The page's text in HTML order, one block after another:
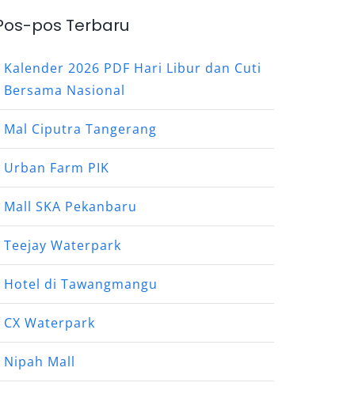
pos Terbaru
Kalender 2026 PDF Hari Libur dan Cuti
Bersama Nasional
Mal Ciputra Tangerang
Urban Farm PIK
Mall SKA Pekanbaru
Teejay Waterpark
Hotel di Tawangmangu
CX Waterpark
Nipah Mall